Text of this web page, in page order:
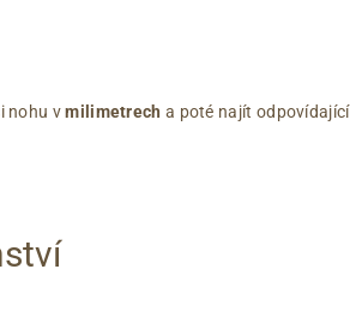
nohu vmilimetrech a poté najít